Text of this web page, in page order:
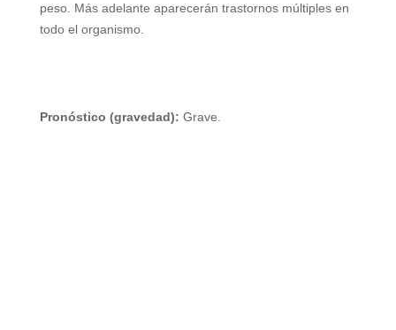
peso. Más adelante aparecerán trastornos múltiples en
todo el organismo.
Pronóstico (gravedad): Grave.